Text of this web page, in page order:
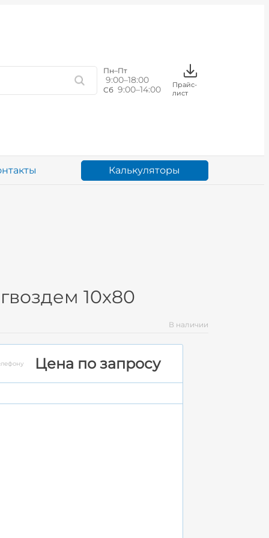
Пн–Пт
9:00–18:00
Сб 9:00–14:00
Прайс-
лист
Калькуляторы
10x80
В наличии
Цена по запросу